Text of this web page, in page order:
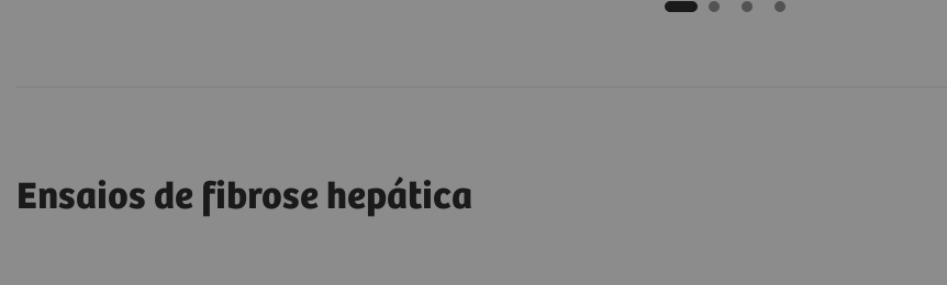
Ensaios de fibrose hepática